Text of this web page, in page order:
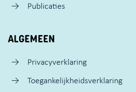
Publicaties
ALGEMEEN
Privacyverklaring
Toegankelijkheidsverklaring